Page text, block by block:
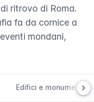
ritrovo di Roma.
fa da cornice a
mondani,
Edifici e monumenti